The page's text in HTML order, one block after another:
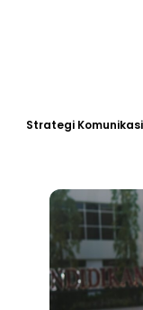
Strategi